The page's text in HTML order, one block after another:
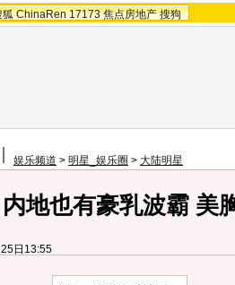
狐 ChinaRen 17173 焦点房地产 搜狗
娱乐频道 > 明星_娱乐圈 > 大陆明星
地也有豪乳波霸 美
日13:55